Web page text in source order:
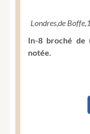
Londres,de Boffe,
In-8 broché de
notée.